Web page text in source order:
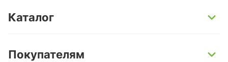
Каталог
Кварц-винил и LVT-плитка
Покупателям